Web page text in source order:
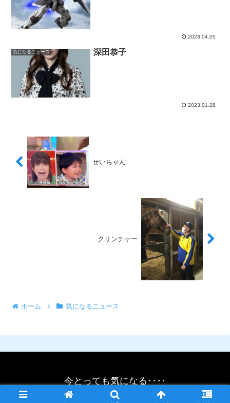
2023.04.05
気になるニュース 深田恭子
2023.01.28
せいちゃん
クリンチャー
ホーム 気になるニュース
今とっても気になる‥‥
© 2021 今とっても気になる‥‥.